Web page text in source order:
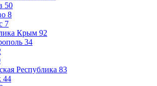
50
8
7
Крым 92
34
Республика 83
44